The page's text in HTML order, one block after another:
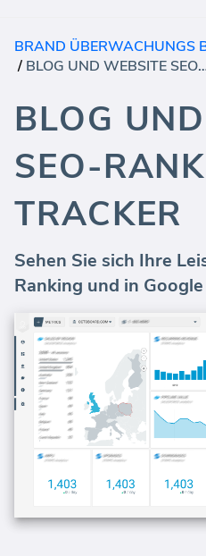
BRAND ÜBERWACHUNGS
/
BLOG UND
BLOG
SEO-
TRACKER
Sehen Sie sich Ihre
Ranking und in